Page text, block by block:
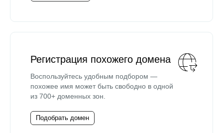
Регистрация похожего домена
Воспользуйтесь удобным подбором —
похожее имя может быть свободно в одной
из 700+ доменных зон.
Подобрать домен